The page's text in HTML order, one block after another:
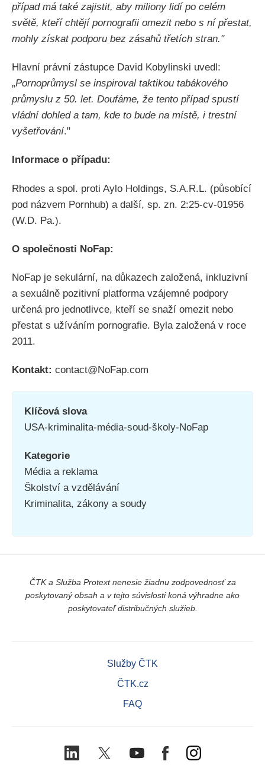
případ má také zajistit, aby miliony lidí po celém
světě, kteří chtějí pornografii omezit nebo s ní přestat,
mohly získat podporu bez zásahů třetích stran."
Hlavní právní zástupce David Kobylinski uvedl:
„Pornoprůmysl se inspiroval taktikou tabákového
průmyslu z 50. let. Doufáme, že tento případ spustí
vládní dohled a tam, kde to bude na místě, i trestní
vyšetřování."
Informace o případu:
Rhodes a spol. proti Aylo Holdings, S.A.R.L. (působící
pod názvem Pornhub) a další, sp. zn. 2:25-cv-01956
(W.D. Pa.).
O společnosti NoFap:
NoFap je sekulární, na důkazech založená, inkluzivní
a sexuálně pozitivní platforma vzájemné podpory
určená pro jednotlivce, kteří se snaží omezit nebo
přestat s užíváním pornografie. Byla založená v roce
2011.
Kontakt: contact@NoFap.com
Klíčová slova
USA-kriminalita-média-soud-školy-NoFap
Kategorie
Média a reklama
Školství a vzdělávání
Kriminalita, zákony a soudy
ČTK a Služba Protext nenesie žiadnu zodpovednosť za
poskytovaný obsah a v tejto súvislosti koná výhradne ako
poskytovateľ distribučných služieb.
Služby ČTK
ČTK.cz
FAQ
LinkedIn YoutubeFacebookInstagram